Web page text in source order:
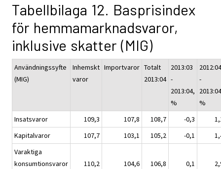
Tabellbilaga 12. Basprisindex
för hemmamarknadsvaror,
inklusive skatter (MIG)
Användningssyfte
(MIG)
Inhemskt
varor
Importvaror Totalt
2013:04
2013:03
-
2013:04,
%
2012:04
-
%
Insatsvaror
109,3 107,8 108,7 -0,3
Kapitalvaror
107,7 103,1 105,2 -0,1
Varaktiga
konsumtionsvaror
110,2 104,6 106,8 0,1